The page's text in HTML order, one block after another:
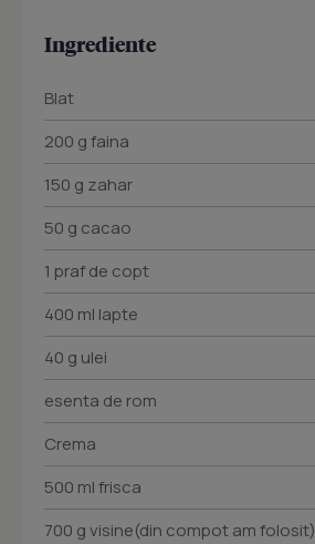
Ingrediente
Blat
200 g faina
150 g zahar
50 g cacao
1 praf de copt
400 ml lapte
40 g ulei
esenta de rom
Crema
500 ml frisca
700 g visine(din compot am folosit)